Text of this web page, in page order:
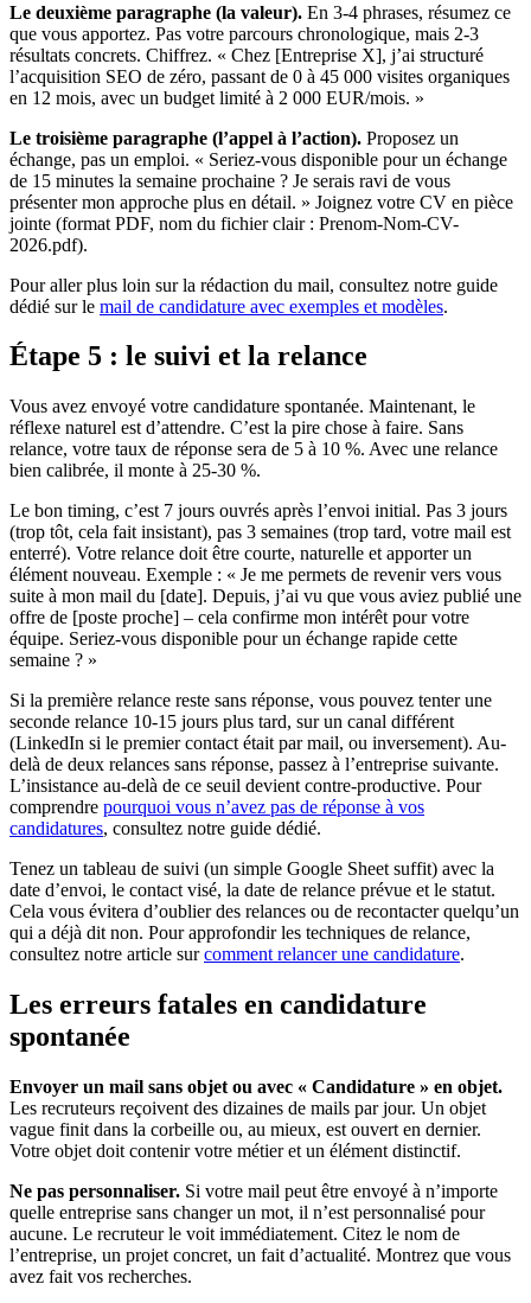
Le deuxième paragraphe (la valeur). En 3-4 phrases, résumez ce
que vous apportez. Pas votre parcours chronologique, mais 2-3
résultats concrets. Chiffrez. « Chez [Entreprise X], j’ai structuré
l’acquisition SEO de zéro, passant de 0 à 45 000 visites organiques
en 12 mois, avec un budget limité à 2 000 EUR/mois. »
Le troisième paragraphe (l’appel à l’action). Proposez un
échange, pas un emploi. « Seriez-vous disponible pour un échange
de 15 minutes la semaine prochaine ? Je serais ravi de vous
présenter mon approche plus en détail. » Joignez votre CV en pièce
jointe (format PDF, nom du fichier clair : Prenom-Nom-CV-
2026.pdf).
Pour aller plus loin sur la rédaction du mail, consultez notre guide
dédié sur le mail de candidature avec exemples et modèles.
Étape 5 : le suivi et la relance
Vous avez envoyé votre candidature spontanée. Maintenant, le
réflexe naturel est d’attendre. C’est la pire chose à faire. Sans
relance, votre taux de réponse sera de 5 à 10 %. Avec une relance
bien calibrée, il monte à 25-30 %.
Le bon timing, c’est 7 jours ouvrés après l’envoi initial. Pas 3 jours
(trop tôt, cela fait insistant), pas 3 semaines (trop tard, votre mail est
enterré). Votre relance doit être courte, naturelle et apporter un
élément nouveau. Exemple : « Je me permets de revenir vers vous
suite à mon mail du [date]. Depuis, j’ai vu que vous aviez publié une
offre de [poste proche] – cela confirme mon intérêt pour votre
équipe. Seriez-vous disponible pour un échange rapide cette
semaine ? »
Si la première relance reste sans réponse, vous pouvez tenter une
seconde relance 10-15 jours plus tard, sur un canal différent
(LinkedIn si le premier contact était par mail, ou inversement). Au-
delà de deux relances sans réponse, passez à l’entreprise suivante.
L’insistance au-delà de ce seuil devient contre-productive. Pour
comprendre pourquoi vous n’avez pas de réponse à vos
candidatures, consultez notre guide dédié.
Tenez un tableau de suivi (un simple Google Sheet suffit) avec la
date d’envoi, le contact visé, la date de relance prévue et le statut.
Cela vous évitera d’oublier des relances ou de recontacter quelqu’un
qui a déjà dit non. Pour approfondir les techniques de relance,
consultez notre article surcomment relancer une candidature.
Les erreurs fatales en candidature
spontanée
Envoyer un mail sans objet ou avec « Candidature » en objet.
Les recruteurs reçoivent des dizaines de mails par jour. Un objet
vague finit dans la corbeille ou, au mieux, est ouvert en dernier.
Votre objet doit contenir votre métier et un élément distinctif.
Ne pas personnaliser. Si votre mail peut être envoyé à n’importe
quelle entreprise sans changer un mot, il n’est personnalisé pour
aucune. Le recruteur le voit immédiatement. Citez le nom de
l’entreprise, un projet concret, un fait d’actualité. Montrez que vous
avez fait vos recherches.